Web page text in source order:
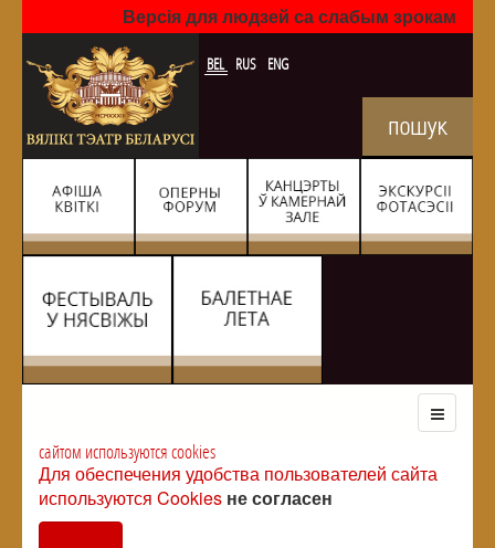
Версія для людзей са слабым зрокам
BEL RUS ENG
сайтом используются cookies
Для обеспечения удобства пользователей сайта
используются Cookies не согласен